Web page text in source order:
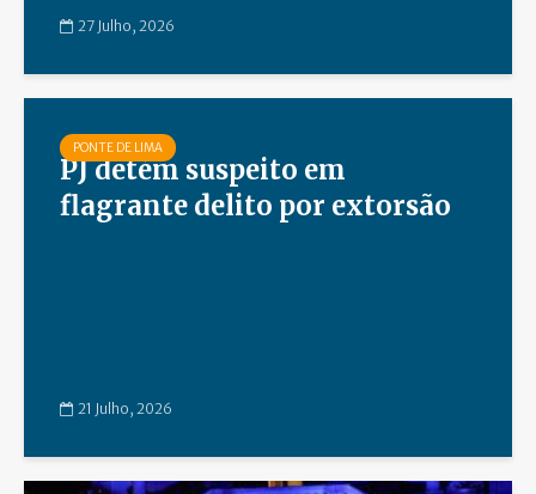
27 Julho, 2026
PONTE DE LIMA
PJ detém suspeito em
flagrante delito por extorsão
21 Julho, 2026